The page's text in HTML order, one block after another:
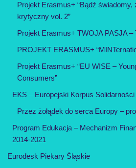
Projekt Erasmus+ “Bądź świadomy,
krytyczny vol. 2”
Projekt Erasmus+ TWOJA PASJA
PROJEKT ERASMUS+
Projekt Erasmus+ “EU WISE –
Consumers”
EKS – Europejski Korpus Solidarności
Przez żołądek do serca Europy –
Program Edukacja – Mechanizm
2014-2021
Eurodesk Piekary Śląskie